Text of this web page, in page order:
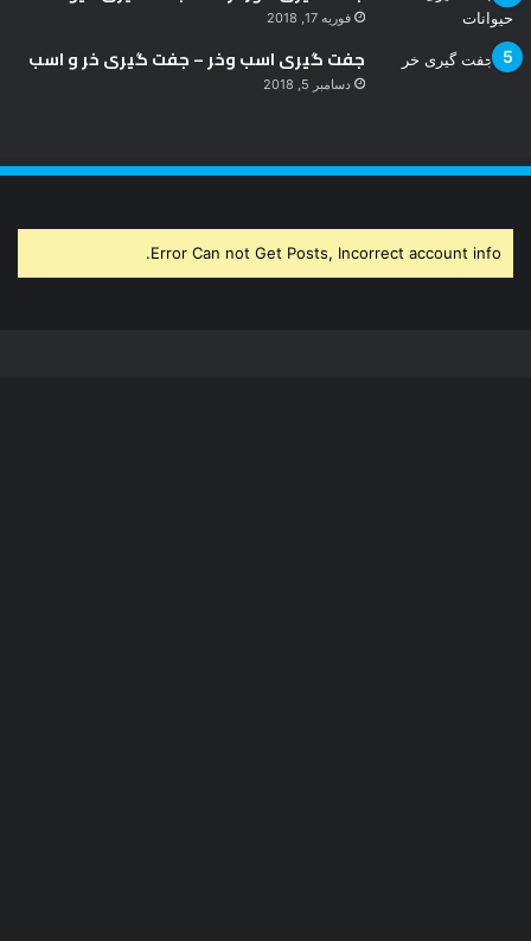
فوریه 17, 2018
جفت گیری اسب وخر – جفت گیری خر و اسب
دسامبر 5, 2018
Error Can not Get Posts, Incorrect account info.